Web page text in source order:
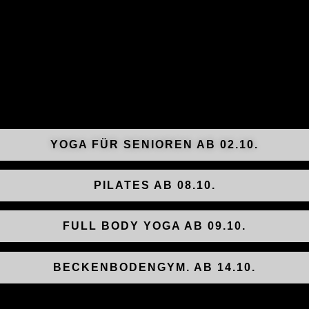
YOGA FÜR SENIOREN AB 02.10.
PILATES AB 08.10.
FULL BODY YOGA AB 09.10.
BECKENBODENGYM. AB 14.10.